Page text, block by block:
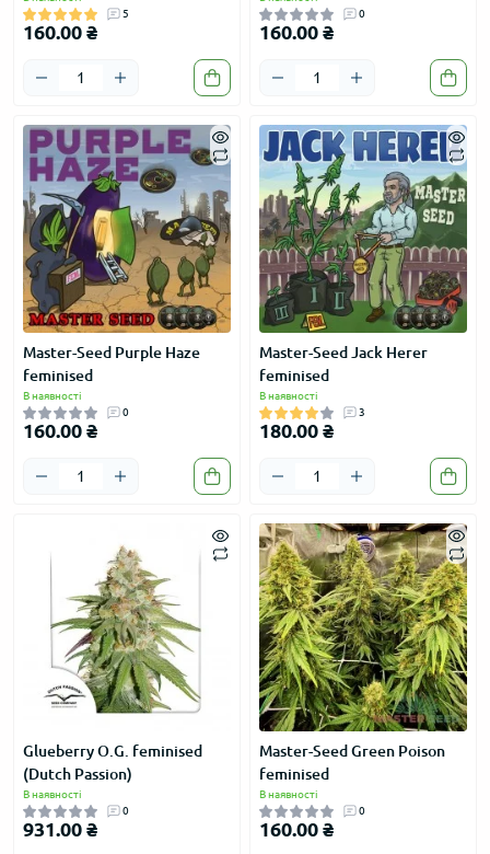
5
160.00 ₴
0
160.00 ₴
Master-Seed Purple Haze
feminised
В наявності
0
160.00 ₴
Master-Seed Jack Herer
feminised
В наявності
3
180.00 ₴
Glueberry O.G. feminised
(Dutch Passion)
В наявності
0
931.00 ₴
Master-Seed Green Poison
feminised
В наявності
0
160.00 ₴